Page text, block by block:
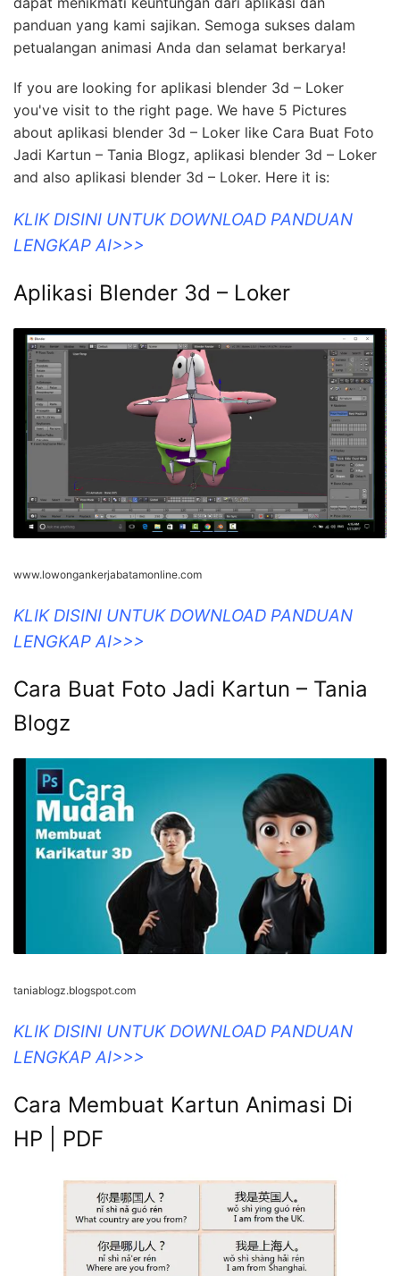
panduan yang kami sajikan. Semoga sukses dalam
petualangan animasi Anda dan selamat berkarya!
If you are looking for aplikasi blender 3d – Loker
you've visit to the right page. We have 5 Pictures
about aplikasi blender 3d – Loker like Cara Buat Foto
Jadi Kartun – Tania Blogz, aplikasi blender 3d – Loker
and also aplikasi blender 3d – Loker. Here it is:
KLIK DISINI UNTUK DOWNLOAD PANDUAN
LENGKAP AI>>>
Aplikasi Blender 3d – Loker
www.lowongankerjabatamonline.com
KLIK DISINI UNTUK DOWNLOAD PANDUAN
LENGKAP AI>>>
Cara Buat Foto Jadi Kartun – Tania
Blogz
taniablogz.blogspot.com
KLIK DISINI UNTUK DOWNLOAD PANDUAN
LENGKAP AI>>>
Cara Membuat Kartun Animasi Di
HP | PDF